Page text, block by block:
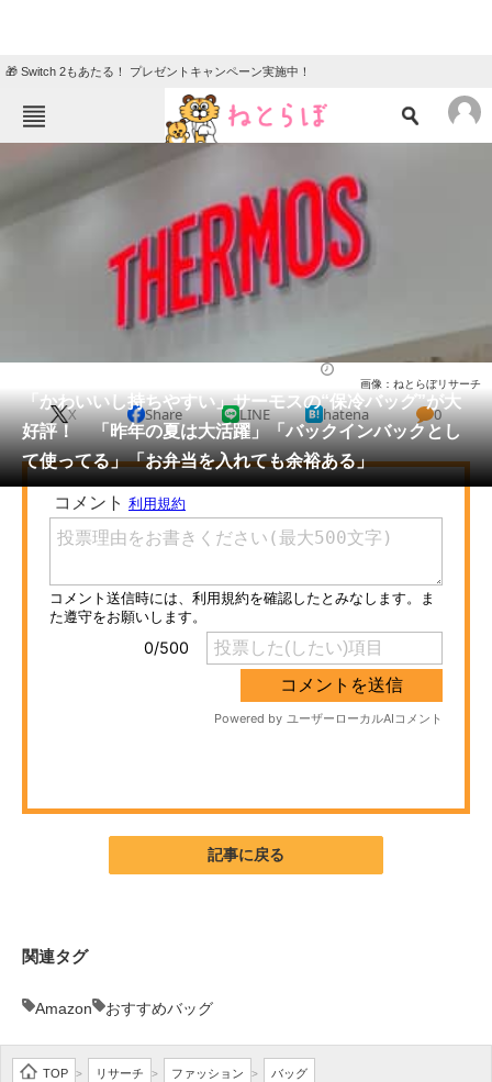
🎁 Switch 2もあたる！ プレゼントキャンペーン実施中！
ニュース
クイズ
地域
会員記事
メディア
注目記事を集めた総合ページ
ITの今と未来を見通す
スマホと通信の最新トレンド
進化するPCとデバイスの未来
ITエンジニア向け専門サイト
企業向けIT製品の総合サイト
IT製品の技術・比較・事例
「かわいいし持ちやすい」サーモスの“保冷バッグ”が大
好評！ 「昨年の夏は大活躍」「バックインバックとし
て使ってる」「お弁当を入れても余裕ある」
画像：ねとらぼリサーチ
X Share LINE hatena 0
記事に戻る
関連タグ
Amazon おすすめバッグ
TOP > リサーチ > ファッション > バッグ